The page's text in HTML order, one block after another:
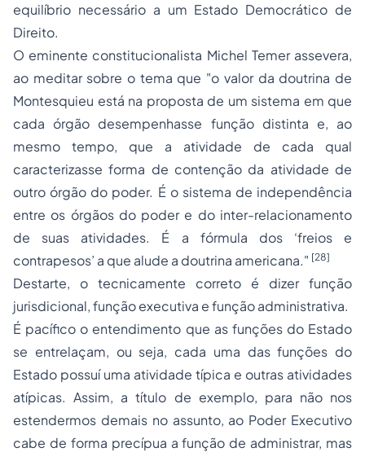
equilíbrio necessário a um Estado Democrático de
Direito.
O eminente constitucionalista Michel Temer assevera,
ao meditar sobre o tema que "o valor da doutrina de
Montesquieu está na proposta de um sistema em que
cada órgão desempenhasse função distinta e, ao
mesmo tempo, que a atividade de cada qual
caracterizasse forma de contenção da atividade de
outro órgão do poder. É o sistema de independência
entre os órgãos do poder e do inter-relacionamento
de suas atividades. É a fórmula dos ‘freios e
contrapesos’ a que alude a doutrina americana." [28]
Destarte, o tecnicamente correto é dizer função
jurisdicional, função executiva e função administrativa.
É pacífico o entendimento que as funções do Estado
se entrelaçam, ou seja, cada uma das funções do
Estado possuí uma atividade típica e outras atividades
atípicas. Assim, a título de exemplo, para não nos
estendermos demais no assunto, ao Poder Executivo
cabe de forma precípua a função de administrar, mas